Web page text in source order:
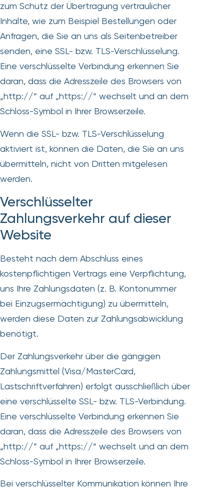
zum Schutz der Übertragung vertraulicher
Inhalte, wie zum Beispiel Bestellungen oder
Anfragen, die Sie an uns als Seitenbetreiber
senden, eine SSL- bzw. TLS-Verschlüsselung.
Eine verschlüsselte Verbindung erkennen Sie
daran, dass die Adresszeile des Browsers von
„http://“ auf „https://“ wechselt und an dem
Schloss-Symbol in Ihrer Browserzeile.
Wenn die SSL- bzw. TLS-Verschlüsselung
aktiviert ist, können die Daten, die Sie an uns
übermitteln, nicht von Dritten mitgelesen
werden.
Verschlüsselter
Zahlungsverkehr auf dieser
Website
Besteht nach dem Abschluss eines
kostenpflichtigen Vertrags eine Verpflichtung,
uns Ihre Zahlungsdaten (z. B. Kontonummer
bei Einzugsermächtigung) zu übermitteln,
werden diese Daten zur Zahlungsabwicklung
benötigt.
Der Zahlungsverkehr über die gängigen
Zahlungsmittel (Visa/MasterCard,
Lastschriftverfahren) erfolgt ausschließlich über
eine verschlüsselte SSL- bzw. TLS-Verbindung.
Eine verschlüsselte Verbindung erkennen Sie
daran, dass die Adresszeile des Browsers von
„http://“ auf „https://“ wechselt und an dem
Schloss-Symbol in Ihrer Browserzeile.
Bei verschlüsselter Kommunikation können Ihre